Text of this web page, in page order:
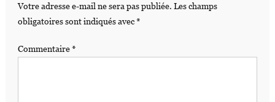
Votre adresse e-mail ne sera pas publiée. Les champs
obligatoires sont indiqués avec*
Commentaire*